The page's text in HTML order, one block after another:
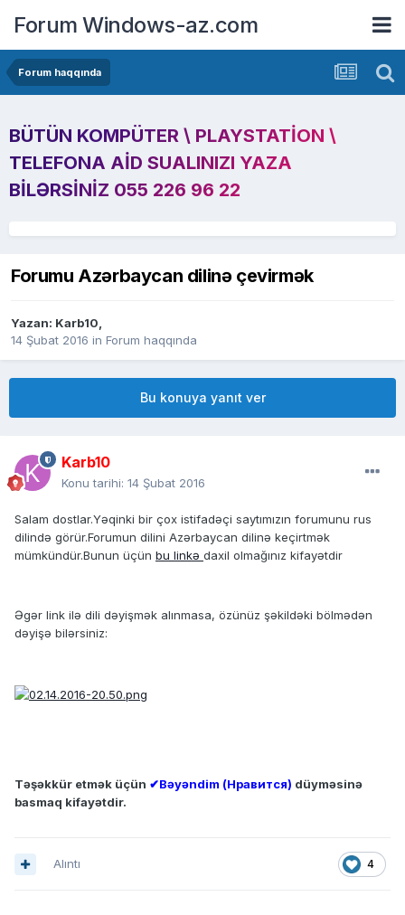
Forum Windows-az.com
Forum haqqında
BÜTÜN KOMPÜTER \ PLAYSTATION \
TELEFONA AID SUALINIZI YAZA
BILƏRSINIZ 055 226 96 22
Forumu Azərbaycan dilinə çevirmək
Yazan: Karb10,
14 Şubat 2016 in Forum haqqında
Bu konuya yanıt ver
Karb10
Konu tarihi: 14 Şubat 2016
Salam dostlar.Yəqinki bir çox istifadəçi saytımızın forumunu rus
dilində görür.Forumun dilini Azərbaycan dilinə keçirtmək
mümkündür.Bunun üçün bu linkə daxil olmağınız kifayətdir
Əgər link ilə dili dəyişmək alınmasa, özünüz şəkildəki bölmədən
dəyişə bilərsiniz:
Təşəkkür etmək üçün ✔Bəyəndim (Нравится) düyməsinə
basmaq kifayətdir.
4
Alıntı